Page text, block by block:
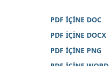
PDF İÇİNE DOC
PDF İÇİNE DOCX
PDF İÇİNE PNG